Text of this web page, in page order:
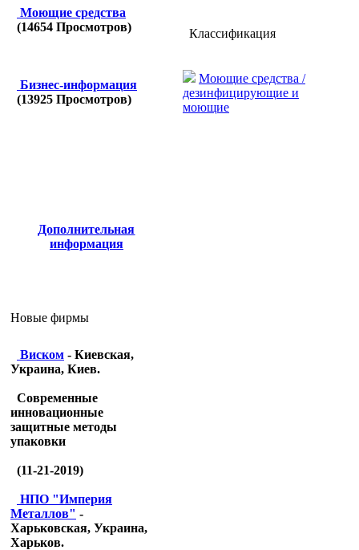
Моющие средства
(14654 Просмотров)
Бизнес-информация
(13925 Просмотров)
Дополнительная
информация
Новые фирмы
Виском - Киевская,
Украина, Киев.
Современные
инновационные
защитные методы
упаковки
(11-21-2019)
НПО "Империя
Металлов" -
Харьковская, Украина,
Харьков.
Классификация
Моющие средства /
дезинфицирующие и
моющие